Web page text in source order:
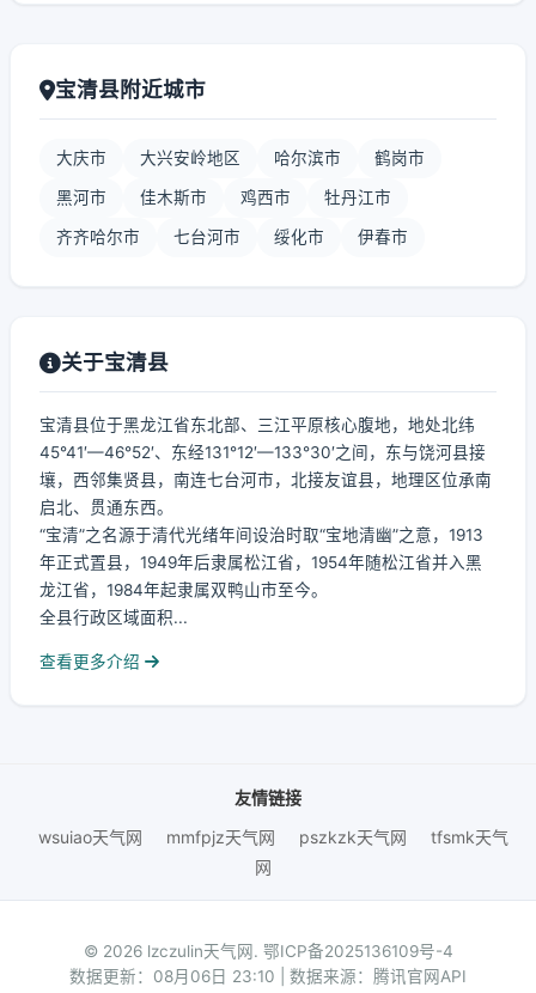
宝清县附近城市
大庆市 大兴安岭地区 哈尔滨市 鹤岗市
黑河市 佳木斯市 鸡西市 牡丹江市
齐齐哈尔市 七台河市 绥化市 伊春市
关于宝清县
宝清县位于黑龙江省东北部、三江平原核心腹地，地处北纬
45°41′—46°52′、东经131°12′—133°30′之间，东与饶河县接
壤，西邻集贤县，南连七台河市，北接友谊县，地理区位承南
启北、贯通东西。
“宝清”之名源于清代光绪年间设治时取“宝地清幽”之意，1913
年正式置县，1949年后隶属松江省，1954年随松江省并入黑
龙江省，1984年起隶属双鸭山市至今。
全县行政区域面积...
查看更多介绍
友情链接
wsuiao天气网
mmfpjz天气网 pszkzk天气网
tfsmk天气
网
© 2026 lzczulin天气网. 鄂ICP备2025136109号-4
数据更新：08月06日 23:10 | 数据来源：腾讯官网API